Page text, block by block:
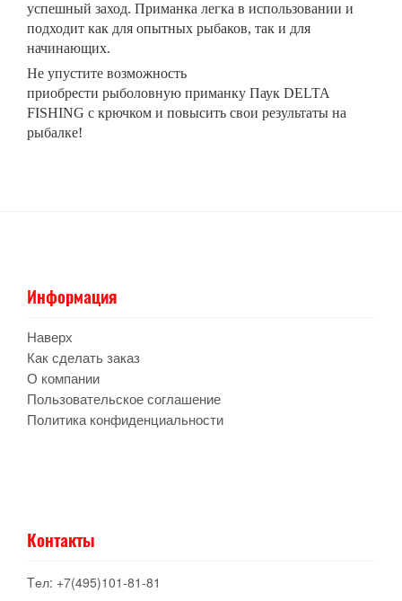
успешный заход. Приманка легка в использовании и
подходит как для опытных рыбаков, так и для
начинающих.
Не упустите возможность
приобрести рыболовную приманку Паук DELTA
FISHING с крючком и повысить свои результаты на
рыбалке!
Информация
Наверх
Как сделать заказ
О компании
Пользовательское соглашение
Политика конфиденциальности
Контакты
Tел: +7(495)101-81-81